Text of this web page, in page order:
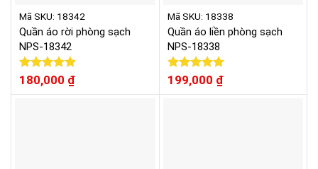
Mã SKU: 18342
Quần áo rời phòng sạch
NPS-18342
Được xếp
hạng
180,000 ₫
Mã SKU: 18338
Quần áo liền phòng sạch
NPS-18338
Được xếp
hạng
199,000 ₫